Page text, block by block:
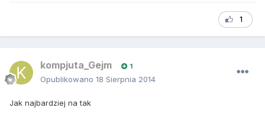
1
kompjuta_Gejm 1
Opublikowano 18 Sierpnia 2014
Jak najbardziej na tak